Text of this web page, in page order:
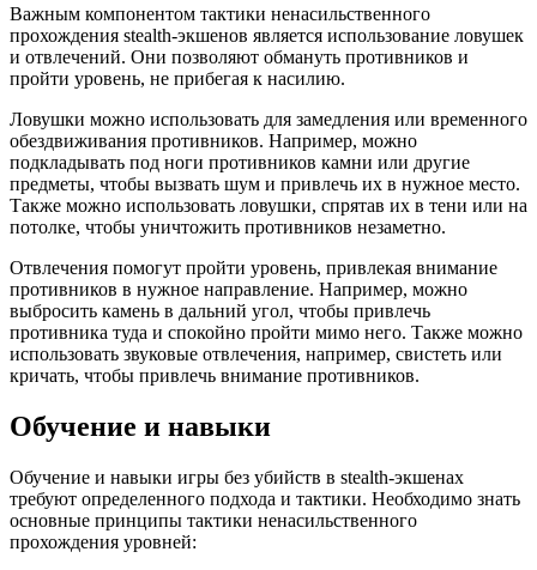
Важным компонентом тактики ненасильственного
прохождения stealth-экшенов является использование ловушек
и отвлечений. Они позволяют обмануть противников и
пройти уровень, не прибегая к насилию.
Ловушки можно использовать для замедления или временного
обездвиживания противников. Например, можно
подкладывать под ноги противников камни или другие
предметы, чтобы вызвать шум и привлечь их в нужное место.
Также можно использовать ловушки, спрятав их в тени или на
потолке, чтобы уничтожить противников незаметно.
Отвлечения помогут пройти уровень, привлекая внимание
противников в нужное направление. Например, можно
выбросить камень в дальний угол, чтобы привлечь
противника туда и спокойно пройти мимо него. Также можно
использовать звуковые отвлечения, например, свистеть или
кричать, чтобы привлечь внимание противников.
Обучение и навыки
Обучение и навыки игры без убийств в stealth-экшенах
требуют определенного подхода и тактики. Необходимо знать
основные принципы тактики ненасильственного
прохождения уровней: